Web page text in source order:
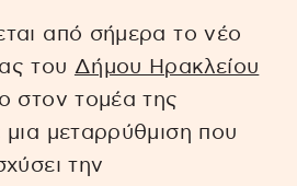
από σήμερα το νέο
του Δήμου Ηρακλείου
στον τομέα της
μεταρρύθμιση που
την